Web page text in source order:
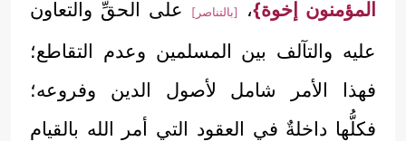
المؤمنون إخوة}، [بالتناصر]
على الحقِّ والتعاون
عليه والتآلف بين المسلمين وعدم التقاطع؛
فهذا الأمر شامل لأصول الدين وفروعه؛
فكلُّها داخلةٌ في العقود التي أمر الله بالقيام